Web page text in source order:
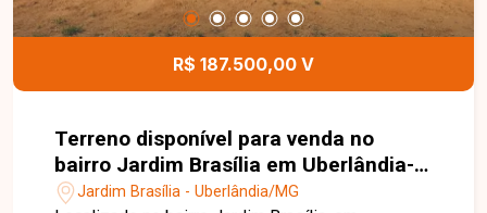
R$ 187.500,00 V
Terreno disponível para venda no
bairro Jardim Brasília em Uberlândia-
MGJardim Brasília - Uberlândia/MG